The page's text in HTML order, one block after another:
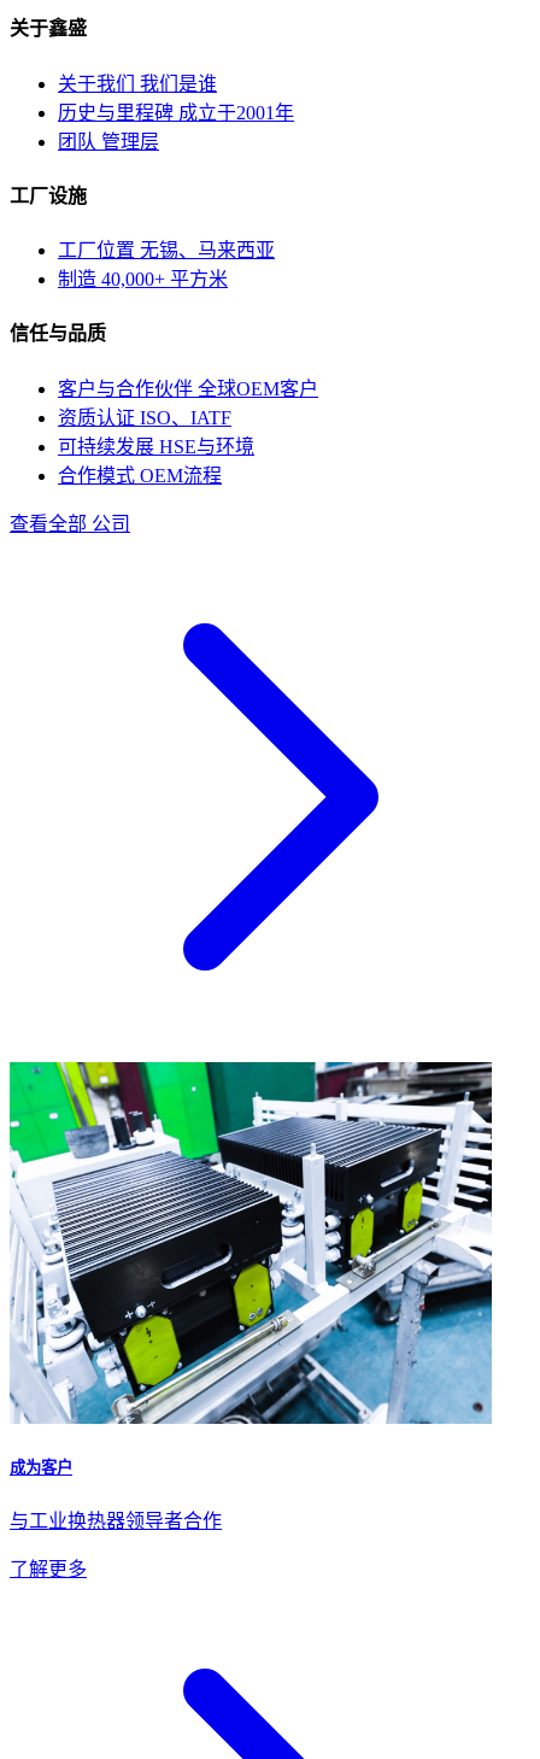
关于鑫盛
关于我们 我们是谁
历史与里程碑 成立于2001年
团队 管理层
工厂设施
工厂位置 无锡、马来西亚
制造 40,000+ 平方米
信任与品质
客户与合作伙伴 全球OEM客户
资质认证 ISO、IATF
可持续发展 HSE与环境
合作模式 OEM流程
查看全部 公司
成为客户
与工业换热器领导者合作
了解更多